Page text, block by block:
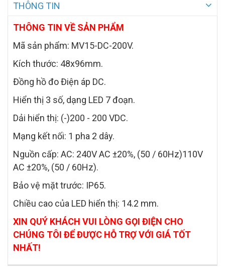
THÔNG TIN
THÔNG TIN VỀ SẢN PHẨM
Mã sản phẩm: MV15-DC-200V.
Kích thước: 48x96mm.
Đồng hồ đo Điện áp DC.
Hiển thị 3 số, dạng LED 7 đoạn.
Dải hiển thị: (-)200 - 200 VDC.
Mạng kết nối: 1 pha 2 dây.
Nguồn cấp: AC: 240V AC ±20%, (50 / 60Hz)110V
AC ±20%, (50 / 60Hz).
Bảo vệ mặt trước: IP65.
Chiều cao của LED hiển thị: 14.2 mm.
XIN QUÝ KHÁCH VUI LÒNG GỌI ĐIỆN CHO
CHÚNG TÔI ĐỂ ĐƯỢC HỖ TRỢ VỚI GIÁ TỐT
NHẤT!